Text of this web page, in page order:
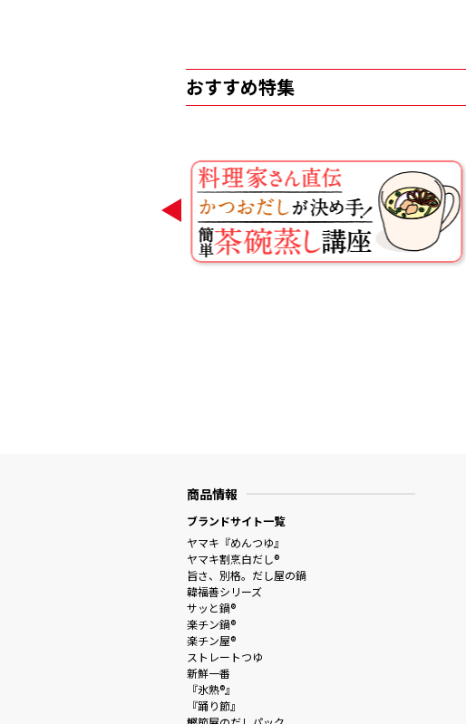
おすすめ特集
商品情報
ブランドサイト一覧
ヤマキ『めんつゆ』
ヤマキ割烹白だし®
旨さ、別格。だし屋の鍋
韓福善シリーズ
サッと鍋®
楽チン鍋®
楽チン屋®
ストレートつゆ
新鮮一番
『氷熟®』
『踊り節』